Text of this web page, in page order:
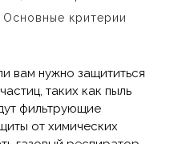
критерии
вам нужно защититься
таких как пыль
фильтрующие
от химических